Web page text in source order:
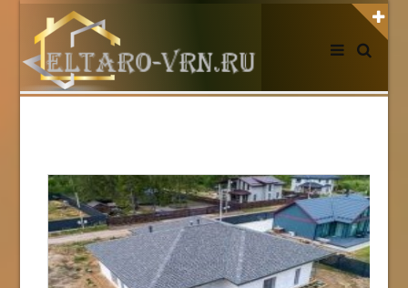
АВТОРИЗАЦИЯ НА САЙТЕ
Регистрация
НОВОСТИ СЕГОДНЯ